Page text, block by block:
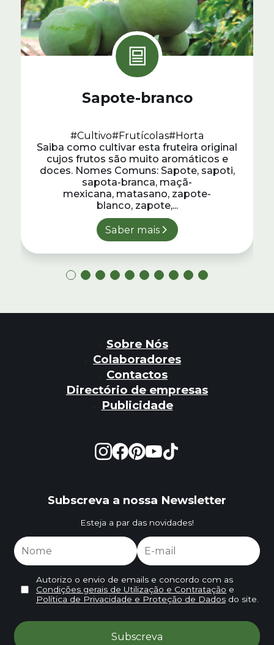
Sapote-branco
#Cultivo#Frutícolas#Horta
Saiba como cultivar esta fruteira original
cujos frutos são muito aromáticos e
doces. Nomes Comuns: Sapote, sapoti,
sapota-branca, maçã-
mexicana, matasano, zapote-
blanco, zapote,...
Saber mais
Sobre Nós
Colaboradores
Contactos
Directório de empresas
Publicidade
Subscreva a nossa Newsletter
Esteja a par das novidades!
Autorizo o envio de emails e concordo com as
Condições gerais de Utilização e Contratação e
Política de Privacidade e Proteção de Dadosdo site.